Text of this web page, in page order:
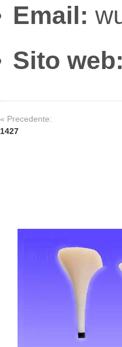
Email:
Sito web:
« Precedente:
1427